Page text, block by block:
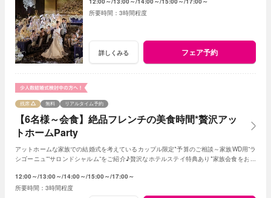
3時間程度
詳しくみる フェア予約
【6名様～会食】絶品フレンチの美食時間*贅沢アッ
トホームParty
残席 無料 リアルタイム予約
アットホームな家族での結婚式を考えているカップル限定*予算のご相談～家族WD用”ラ
シゴーニュ””サロンドシャルム”をご紹介♪贅沢なホテルステイ特典あり*家族会食をお得
12:00～ 13:00～ 14:00～ 15:00～ 17:00～
3時間程度